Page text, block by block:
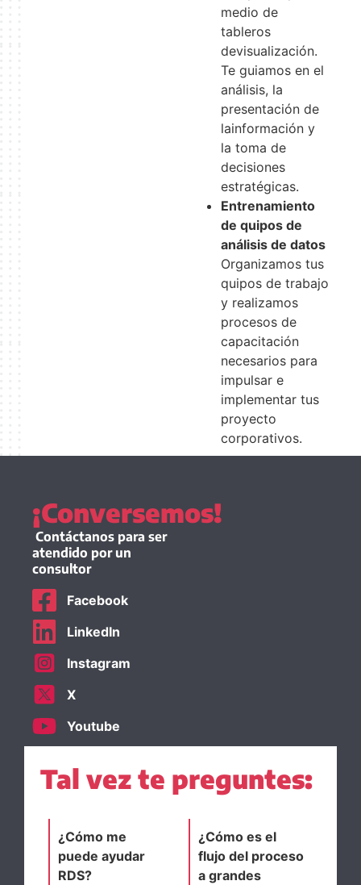
medio de
tableros
devisualización.
Te guiamos en el
análisis, la
presentación de
lainformación y
la toma de
decisiones
estratégicas.
Entrenamiento
de quipos de
análisis de datos
Organizamos tus
quipos de trabajo
y realizamos
procesos de
capacitación
necesarios para
impulsar e
implementar tus
proyecto
corporativos.
¡Conversemos!
Contáctanos para ser
atendido por un
consultor
Facebook
LinkedIn
Instagram
X
Youtube
Tal vez te preguntes:
¿Cómo me
puede ayudar
RDS?
¿Cómo es el
flujo del proceso
a grandes